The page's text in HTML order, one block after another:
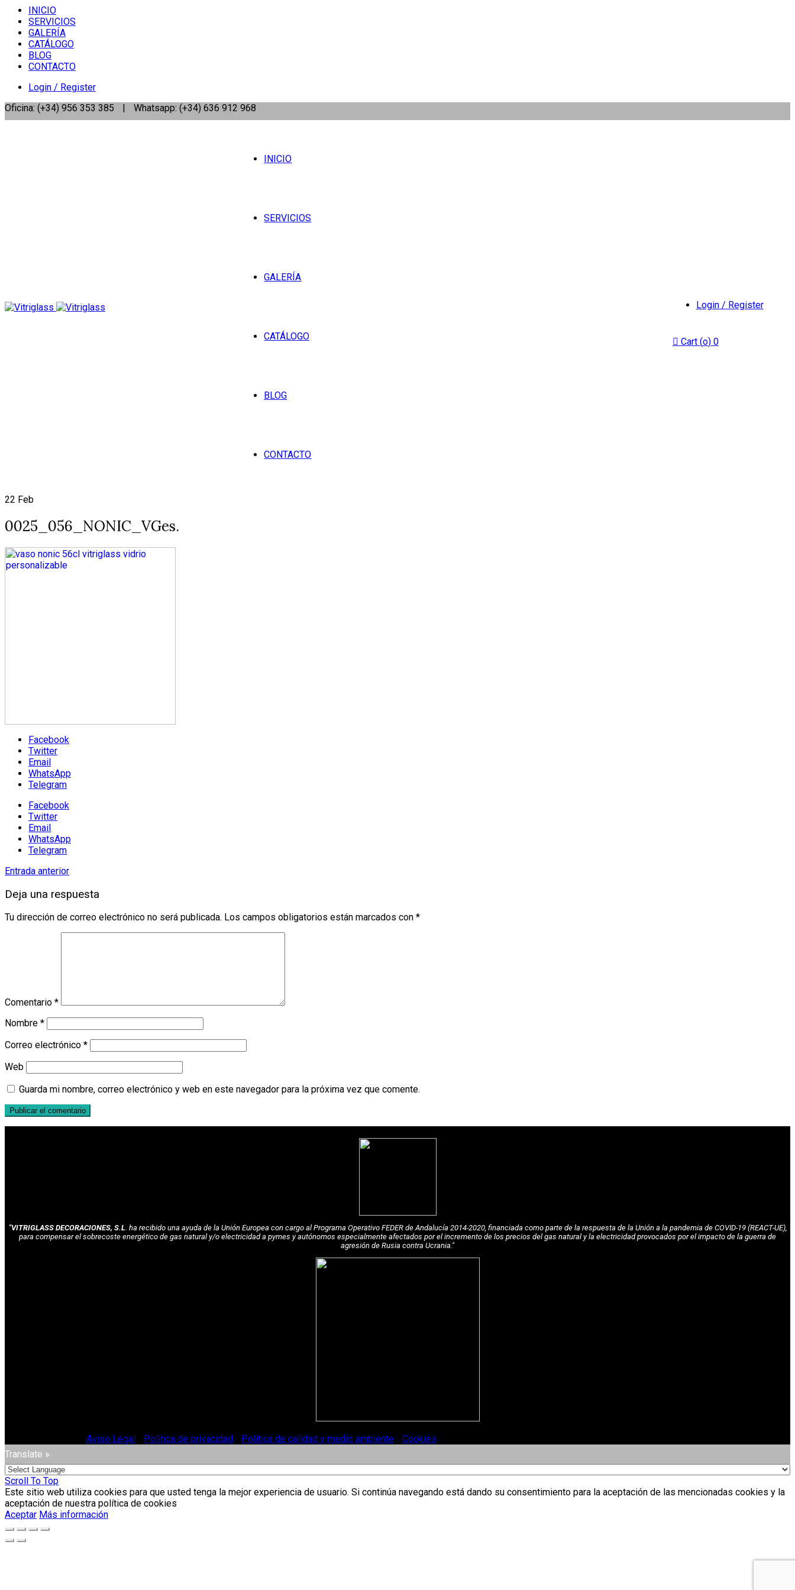
INICIO
SERVICIOS
GALERÍA
CATÁLOGO
BLOG
CONTACTO
Login / Register
Oficina: (+34) 956 353 385
| Whatsapp: (+34) 636 912 968
INICIO
SERVICIOS
GALERÍA
CATÁLOGO
BLOG
CONTACTO
Login / Register
Cart (o) 0
22 Feb
0025_056_NONIC_VGes.
Facebook
Twitter
Email
WhatsApp
Telegram
Facebook
Twitter
Email
WhatsApp
Telegram
Entrada anterior
Deja una respuesta
Tu dirección de correo electrónico no será publicada. Los campos obligatorios están marcados con *
Comentario *
Nombre *
Correo electrónico *
Web
Guarda mi nombre, correo electrónico y web en este navegador para la próxima vez que comente.
"VITRIGLASS DECORACIONES, S.L. ha recibido una ayuda de la Unión Europea con cargo al Programa Operativo FEDER de Andalucía 2014-2020, financiada como parte de la respuesta de la Unión a la pandemia de COVID-19 (REACT-UE),
para compensar el sobrecoste energético de gas natural y/o electricidad a pymes y autónomos especialmente afectados por el incremento de los precios del gas natural y la electricidad provocados por el impacto de la guerra de
agresión de Rusia contra Ucrania."
Aviso Legal Política de privacidad Política de calidad y medio ambiente Cookies
Translate »
Scroll To Top
Este sitio web utiliza cookies para que usted tenga la mejor experiencia de usuario. Si continúa navegando está dando su consentimiento para la aceptación de las mencionadas cookies y la
aceptación de nuestra política de cookies
Aceptar Más información